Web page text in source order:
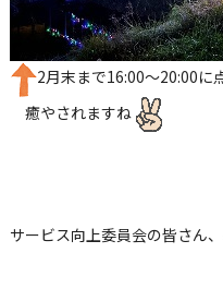
2月末まで16:00～20:00に
癒やされますね
サービス向上委員会の皆さん